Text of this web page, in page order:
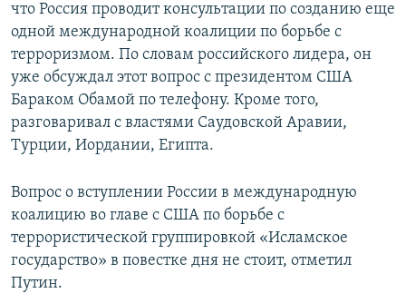
что Россия проводит консультации по созданию еще
одной международной коалиции по борьбе с
терроризмом. По словам российского лидера, он
уже обсуждал этот вопрос с президентом США
Бараком Обамой по телефону. Кроме того,
разговаривал с властями Саудовской Аравии,
Турции, Иордании, Египта.
Вопрос о вступлении России в международную
коалицию во главе с США по борьбе с
террористической группировкой «Исламское
государство» в повестке дня не стоит, отметил
Путин.